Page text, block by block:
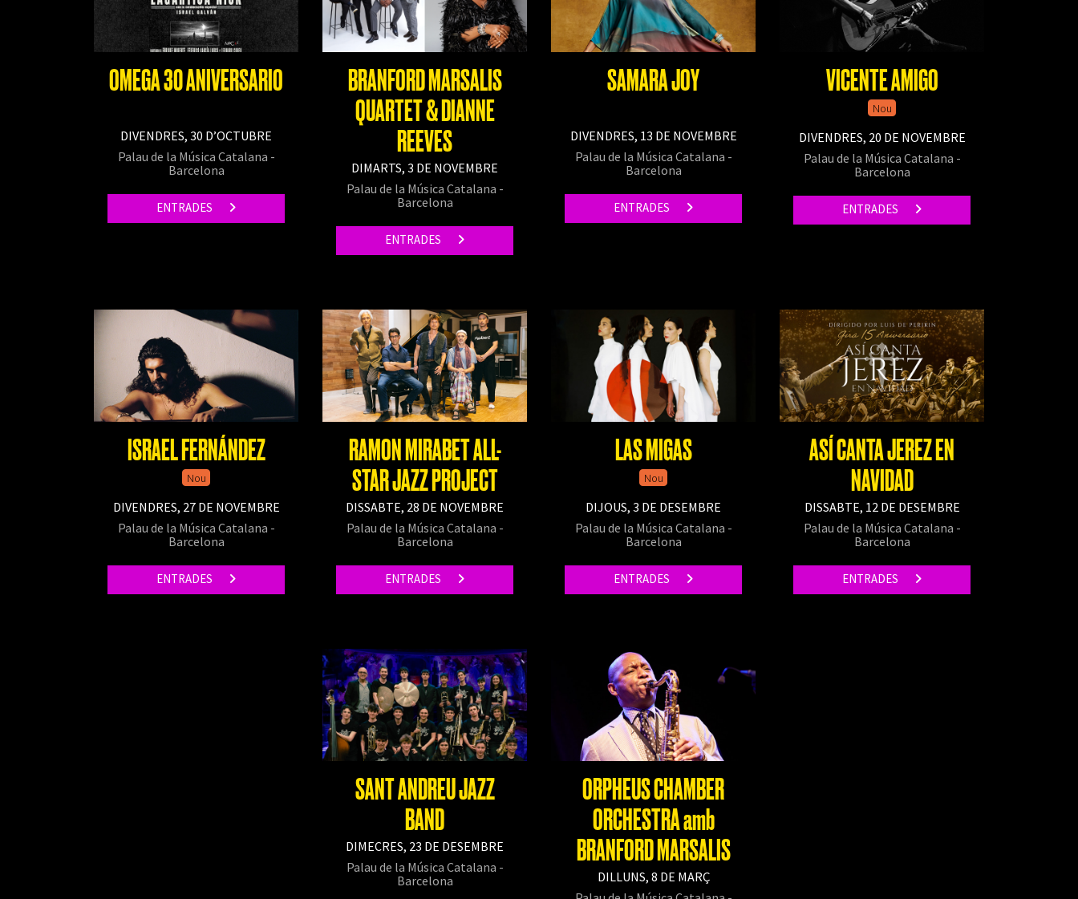
OMEGA 30 ANIVERSARIO
DIVENDRES, 30 D’OCTUBRE
Palau de la Música Catalana -
Barcelona
ENTRADES
BRANFORD MARSALIS
QUARTET & DIANNE
REEVES
DIMARTS, 3 DE NOVEMBRE
Palau de la Música Catalana -
Barcelona
ENTRADES
SAMARA JOY
DIVENDRES, 13 DE NOVEMBRE
Palau de la Música Catalana -
Barcelona
ENTRADES
VICENTE AMIGO
Nou
DIVENDRES, 20 DE NOVEMBRE
Palau de la Música Catalana -
Barcelona
ENTRADES
ISRAEL FERNÁNDEZ
Nou
DIVENDRES, 27 DE NOVEMBRE
Palau de la Música Catalana -
Barcelona
ENTRADES
RAMON MIRABET ALL-
STAR JAZZ PROJECT
DISSABTE, 28 DE NOVEMBRE
Palau de la Música Catalana -
Barcelona
ENTRADES
LAS MIGAS
Nou
DIJOUS, 3 DE DESEMBRE
Palau de la Música Catalana -
Barcelona
ENTRADES
ASÍ CANTA JEREZ EN
NAVIDAD
DISSABTE, 12 DE DESEMBRE
Palau de la Música Catalana -
Barcelona
ENTRADES
SANT ANDREU JAZZ
BAND
DIMECRES, 23 DE DESEMBRE
Palau de la Música Catalana -
Barcelona
ORPHEUS CHAMBER
ORCHESTRA amb
BRANFORD MARSALIS
DILLUNS, 8 DE MARÇ